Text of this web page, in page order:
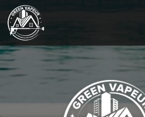
au
contenu
principal